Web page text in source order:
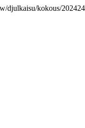
djulkaisu/kokous/